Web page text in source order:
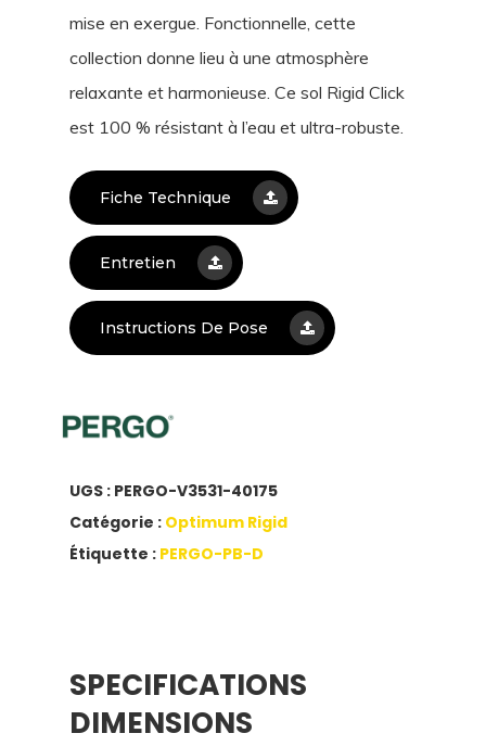
mise en exergue. Fonctionnelle, cette
collection donne lieu à une atmosphère
relaxante et harmonieuse. Ce sol Rigid Click
est 100 % résistant à l’eau et ultra-robuste.
Fiche Technique
Entretien
Instructions De Pose
UGS : PERGO-V3531-40175
Catégorie : Optimum Rigid
Étiquette : PERGO-PB-D
SPECIFICATIONS
DIMENSIONS